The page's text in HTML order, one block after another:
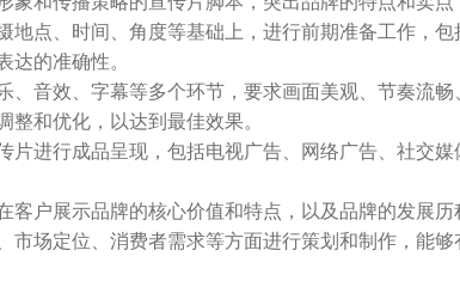
点、时间、角度等基础上，进行前期准备工作，包
达的准确性。
音效、字幕等多个环节，要求画面美观、节奏流畅
和优化，以达到最佳效果。
进行成品呈现，包括电视广告、网络广告、社交媒
展示品牌的核心价值和特点，以及品牌的发展历
市场定位、消费者需求等方面进行策划和制作，能